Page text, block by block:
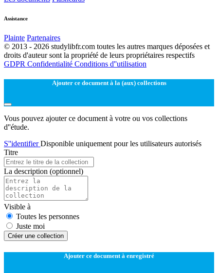
Assistance
Plainte Partenaires
© 2013 - 2026 studylibfr.com toutes les autres marques déposées et
droits d'auteur sont la propriété de leurs propriétaires respectifs
GDPR Confidentialité Conditions d''utilisation
Ajouter ce document à la (aux) collections
Vous pouvez ajouter ce document à votre ou vos collections
d''étude.
S''identifierDisponible uniquement pour les utilisateurs autorisés
Titre
La description (optionnel)
Visible à
Toutes les personnes
Juste moi
Créer une collection
Ajouter ce document à enregistré